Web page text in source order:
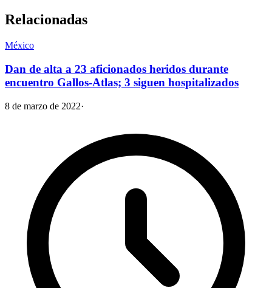
Relacionadas
México
Dan de alta a 23 aficionados heridos durante
encuentro Gallos-Atlas; 3 siguen hospitalizados
8 de marzo de 2022·